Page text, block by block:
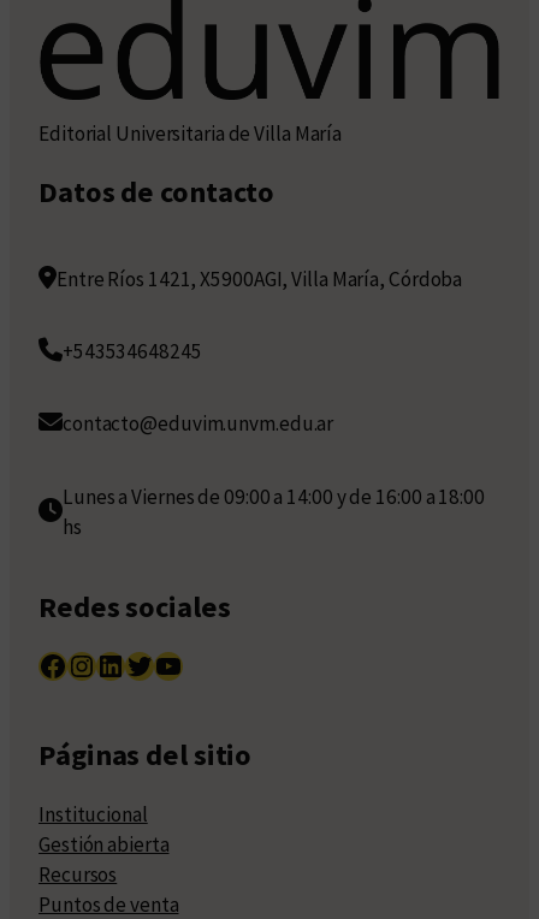
Editorial Universitaria de Villa María
Datos de contacto
Entre Ríos 1421, X5900AGI, Villa María, Córdoba
+543534648245
contacto@eduvim.unvm.edu.ar
Lunes a Viernes de 09:00 a 14:00 y de 16:00 a 18:00
hs
Redes sociales
Facebook InstagramLinkedIn Twitter YouTube
Páginas del sitio
Institucional
Gestión abierta
Recursos
Puntos de venta